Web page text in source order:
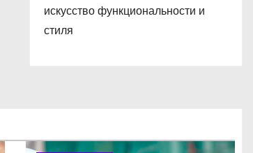
искусство функциональности и
стиля